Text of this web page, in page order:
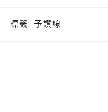
標籤: 予讚線